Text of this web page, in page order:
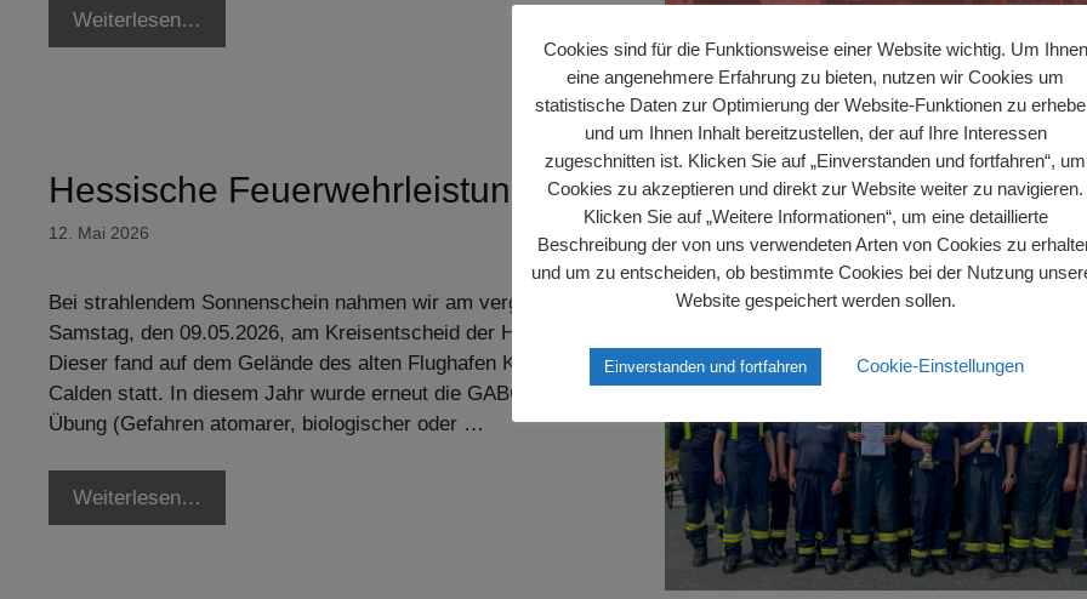
Weiterlesen…
Hessische Feuerwehrleistungsübung des Landkreis Kassel
12. Mai 2026
Bei strahlendem Sonnenschein nahmen wir am vergangenen
Samstag, den 09.05.2026, am Kreisentscheid der HFLÜ teil.
Dieser fand auf dem Gelände des alten Flughafen Kassel-
Calden statt. In diesem Jahr wurde erneut die GABC-
Übung (Gefahren atomarer, biologischer oder …
Weiterlesen…
Cookies sind für die Funktionsweise einer Website wichtig. Um Ihnen
eine angenehmere Erfahrung zu bieten, nutzen wir Cookies um
statistische Daten zur Optimierung der Website-Funktionen zu
und um Ihnen Inhalt bereitzustellen, der auf Ihre Interessen
zugeschnitten ist. Klicken Sie auf „Einverstanden und fortfahren“, um
Cookies zu akzeptieren und direkt zur Website weiter zu navigieren.
Klicken Sie auf „Weitere Informationen“, um eine detaillierte
Beschreibung der von uns verwendeten Arten von Cookies zu
und um zu entscheiden, ob bestimmte Cookies bei der Nutzung
Website gespeichert werden sollen.
Einverstanden und fortfahren Cookie-Einstellungen